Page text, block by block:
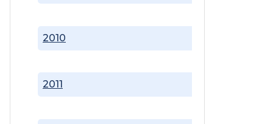
2010
2011